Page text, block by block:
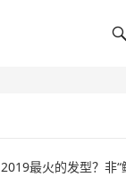
2019最火的发型？非“